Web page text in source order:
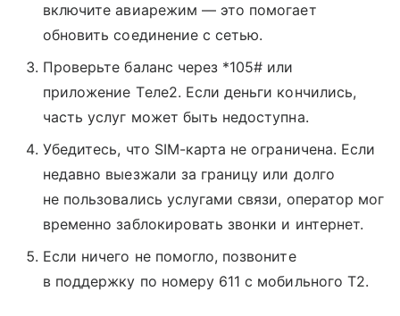
включите авиарежим — это помогает
обновить соединение с сетью.
Проверьте баланс через *105# или
приложение Tеле2. Если деньги кончились,
часть услуг может быть недоступна.
Убедитесь, что SIM-карта не ограничена. Если
недавно выезжали за границу или долго
не пользовались услугами связи, оператор мог
временно заблокировать звонки и интернет.
Если ничего не помогло, позвоните
в поддержку по номеру 611 с мобильного T2.